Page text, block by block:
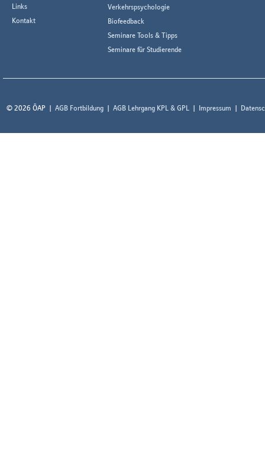
Links
Kontakt
Verkehrspsychologie
Biofeedback
Seminare Tools & Tipps
Seminare für Studierende
© 2026 ÖAP AGB Fortbildung AGB Lehrgang KPL & GPL Impressum